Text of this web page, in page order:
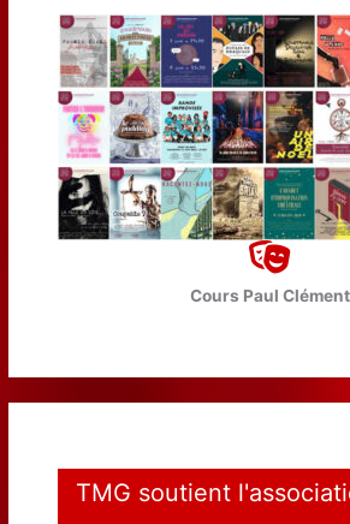
Cours Paul Clément
TMG soutient